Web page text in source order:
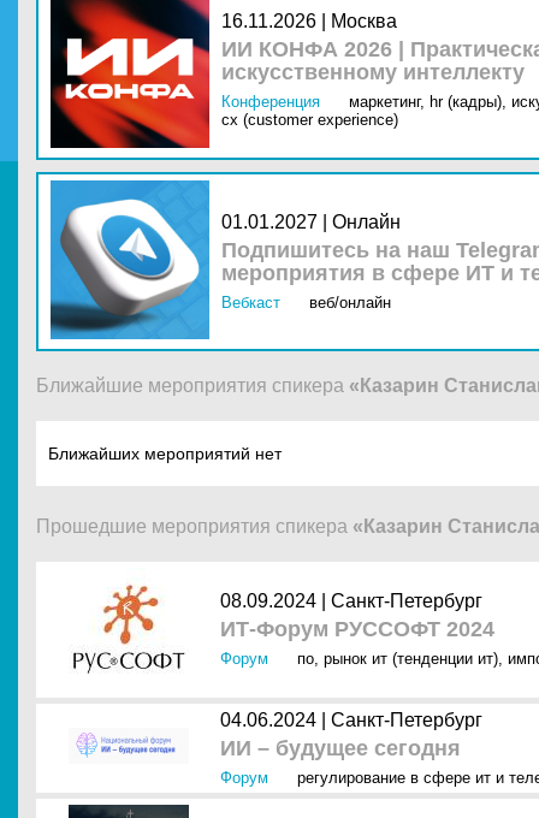
16.11.2026 | Москва
ИИ КОНФА 2026 |
искусственному интеллекту
Конференция маркетинг, hr (кадры),
cx (customer experience)
01.01.2027 | Онлайн
Подпишитесь на наш
мероприятия в сфере ИТ и
Вебкаст веб/онлайн
Ближайшие мероприятия спикера «Казарин
Ближайших мероприятий нет
Прошедшие мероприятия спикера «Казарин
08.09.2024 | Санкт-Петербург
ИТ-Форум РУССОФТ 2024
Форум по, рынок ит (тенденции ит),
04.06.2024 | Санкт-Петербург
ИИ – будущее сегодня
Форум регулирование в сфере ит и